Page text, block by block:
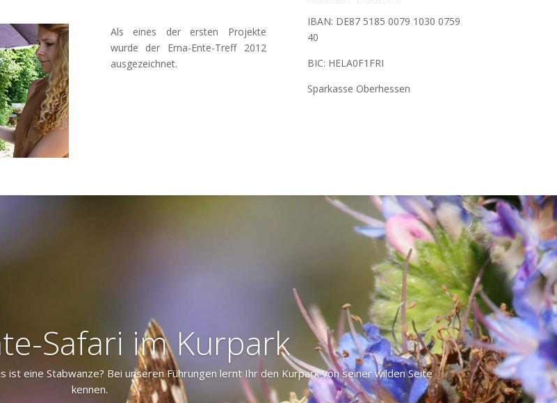
Als eines der ersten Projekte
wurde der Erna-Ente-Treff 2012
ausgezeichnet.
IBAN: DE87 5185 0079 1030 0759
40
BIC: HELA0F1FRI
Sparkasse Oberhessen
Safari im Kurpark
eine Stabwanze? Bei unseren Führungen lernt Ihr den Kurpark von seiner wilden Seite
kennen.